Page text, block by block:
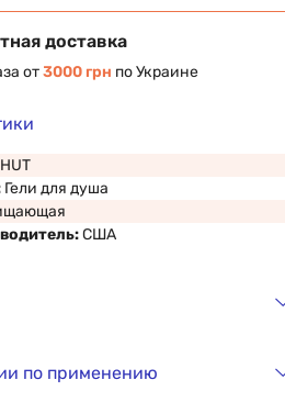
доставка
от3000 грн по Украине
Гели для душа
США
по применению